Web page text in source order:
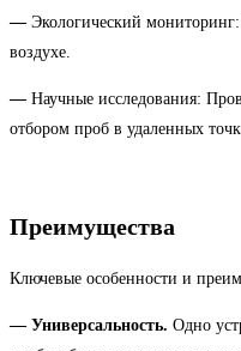
— Экологический
воздухе.
— Научные исследования:
отбором проб в удаленных
Преимущества
Ключевые особенности и
— Универсальность. Одно